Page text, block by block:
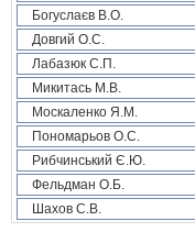
Богуслаєв В.О.
Довгий О.С.
Лабазюк С.П.
Микитась М.В.
Москаленко Я.М.
Пономарьов О.С.
Рибчинський Є.Ю.
Фельдман О.Б.
Шахов С.В.